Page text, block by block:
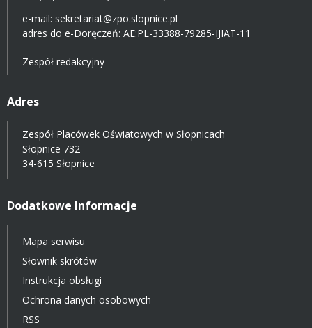
e-mail: sekretariat@zpo.slopnice.pl
adres do e-Doręczeń: AE:PL-33388-79285-IJIAT-11
Zespół redakcyjny
Adres
Zespół Placówek Oświatowych w Słopnicach
Słopnice 732
34-615 Słopnice
Dodatkowe Informacje
Mapa serwisu
Słownik skrótów
Instrukcja obsługi
Ochrona danych osobowych
RSS